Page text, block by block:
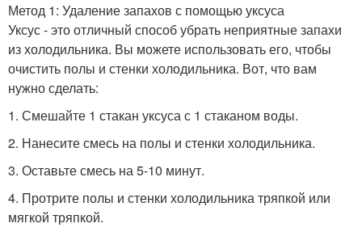
Метод 1: Удаление запахов с помощью уксуса
Уксус - это отличный способ убрать неприятные запахи
из холодильника. Вы можете использовать его, чтобы
очистить полы и стенки холодильника. Вот, что вам
нужно сделать:
1. Смешайте 1 стакан уксуса с 1 стаканом воды.
2. Нанесите смесь на полы и стенки холодильника.
3. Оставьте смесь на 5-10 минут.
4. Протрите полы и стенки холодильника тряпкой или
мягкой тряпкой.